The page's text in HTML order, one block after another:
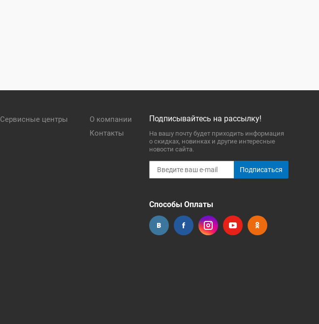
Сервисные центры
О компании
Контакты
Подписывайтесь на рассылку!
На вашу почту будет приходить информация
о скидках, новинках и другие интересные
новости сайта.
Подписаться
Способы Оплаты